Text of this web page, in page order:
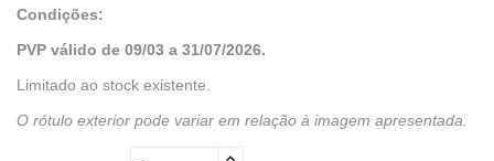
Condições:
PVP válido de 09/03 a 31/07/2026.
Limitado ao stock existente.
O rótulo exterior pode variar em relação à imagem apresentada.